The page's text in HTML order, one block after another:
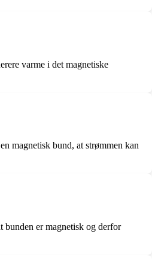
varme i det magnetiske
magnetisk bund, at strømmen kan
bunden er magnetisk og derfor